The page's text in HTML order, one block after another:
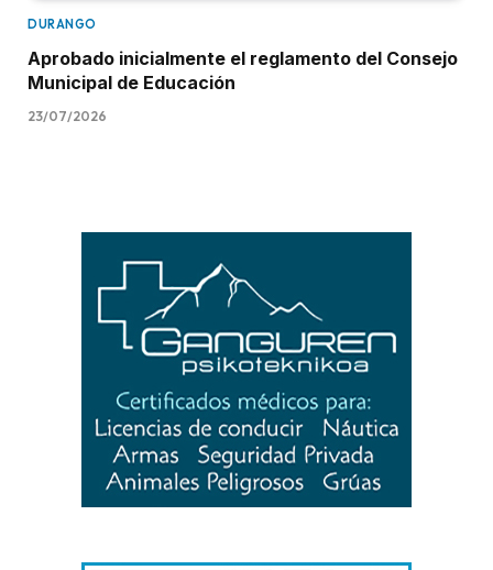
DURANGO
Aprobado inicialmente el reglamento del Consejo
Municipal de Educación
23/07/2026